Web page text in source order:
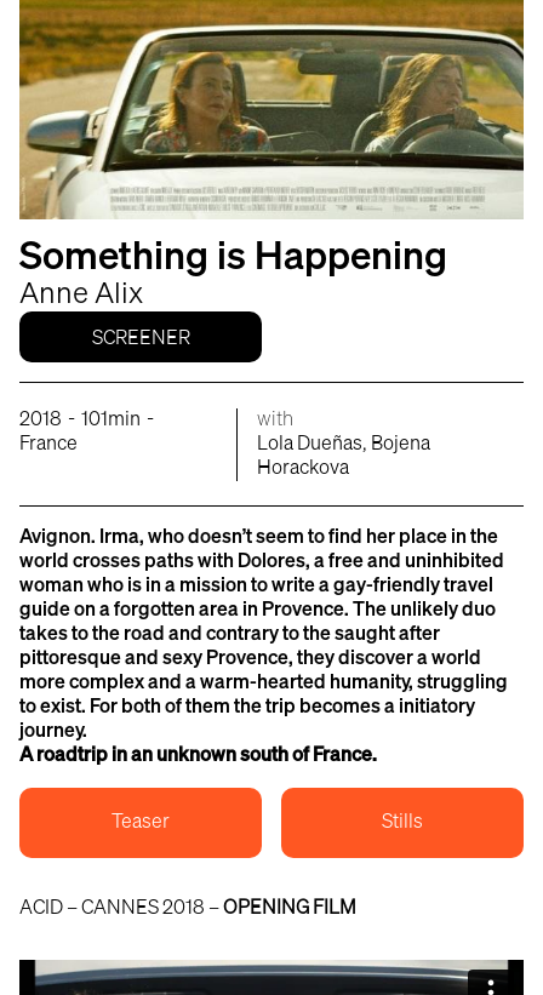
Something is Happening
Anne Alix
SCREENER
2018 - 101min -
France
with
Lola Dueñas, Bojena
Horackova
Avignon. Irma, who doesn’t seem to find her place in the
world crosses paths with Dolores, a free and uninhibited
woman who is in a mission to write a gay-friendly travel
guide on a forgotten area in Provence. The unlikely duo
takes to the road and contrary to the saught after
pittoresque and sexy Provence, they discover a world
more complex and a warm-hearted humanity, struggling
to exist. For both of them the trip becomes a initiatory
journey.
A roadtrip in an unknown south of France.
Teaser Stills
ACID – CANNES 2018 –OPENING FILM